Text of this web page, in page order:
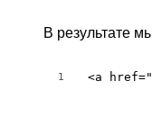
В результате
1 <a